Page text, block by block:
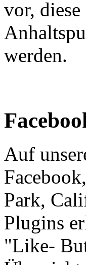
vor,
werden.
Auf
Park,
Plugins
"Like-